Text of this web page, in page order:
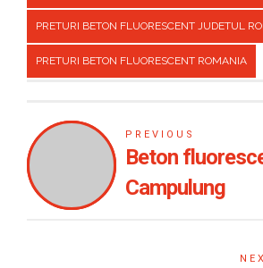
PRETURI BETON FLUORESCENT JUDETUL
PRETURI BETON FLUORESCENT ROMANIA
PREVIOUS
Beton
Campulung